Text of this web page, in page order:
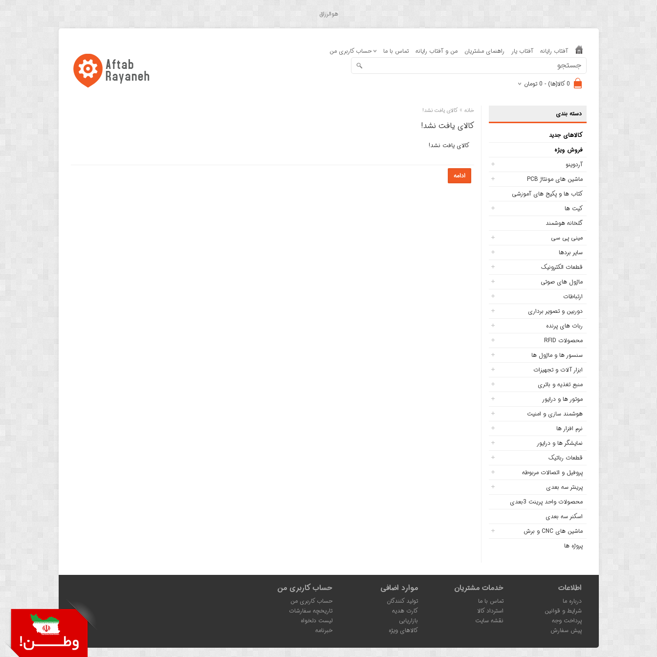
هوالرزاق
آفتاب رایانه آفتاب یار راهنمای مشتریان من و آفتاب رایانه تماس با ما حساب کاربری من
0 کالا(ها) - 0 تومان
دسته بندی
کالاهای جدید
فروش ویژه
آردوینو
ماشین های مونتاژ PCB
کتاب ها و پکیج های آموزشی
کیت ها
گلخانه هوشمند
مینی پی سی
سایر بردها
قطعات الکترونیک
ماژول های صوتی
ارتباطات
دوربین و تصویر برداری
ربات های پرنده
محصولات RFID
سنسور ها و ماژول ها
ابزار آلات و تجهیزات
منبع تغذیه و باتری
موتور ها و درایور
هوشمند سازی و امنیت
نرم افزار ها
نمایشگر ها و درایور
قطعات رباتیک
پروفیل و اتصالات مربوطه
پرینتر سه بعدی
محصولات واحد پرینت 3بعدی
اسکنر سه بعدی
ماشین های CNC و برش
پروژه ها
خانه »کالای یافت نشد!
کالای یافت نشد!
کالای یافت نشد!
ادامه
اطلاعات
درباره ما
شرایط و قوانین
پرداخت وجه
پیش سفارش
خدمات مشتریان
تماس با ما
استرداد کالا
نقشه سایت
موارد اضافی
تولید کنندگان
کارت هدیه
بازاریابی
کالاهای ویژه
حساب کاربری من
حساب کاربری من
تاریخچه سفارشات
لیست دلخواه
خبرنامه